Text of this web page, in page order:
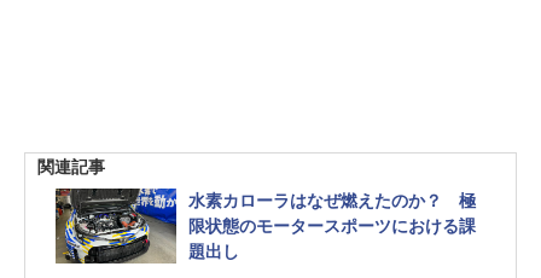
関連記事
水素カローラはなぜ燃えたのか？ 極
限状態のモータースポーツにおける課
題出し